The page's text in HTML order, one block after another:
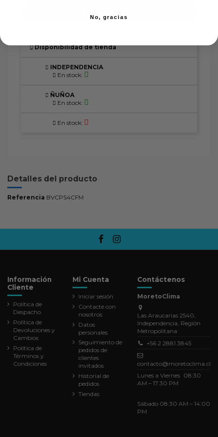
Disponibilidad de tienda
INDEPENDENCIA
En stock:
ÑUÑOA
En stock:
En stock:
Detalles del producto
Referencia BVCPS4CFM
Información
Cliente
Política de
Despacho
Política de
Devoluciones y
Cambios
Política de
Términos y
Condiciones
Mi Cuenta
Iniciar sesión
Contacte con
nosotros
Datos
personales
Seguimiento de
pedidos de
clientes
invitados
Historial de
pedidos
Tiendas
Contáctenos
MoretoClima
Las Araucarias 2540,
Independencia, Región
Metropolitana
+56 2 2881 3845
contacto@moretoclima.cl
Lunes a Viernes 08:30
AM – 17:30 PM
Sábado 08:30 AM – 14:00
PM
No, gracias